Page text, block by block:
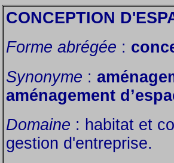
CONCEPTION
Forme abrégée :
Synonyme :
aménagement
Domaine : habitat et
gestion d'entreprise.